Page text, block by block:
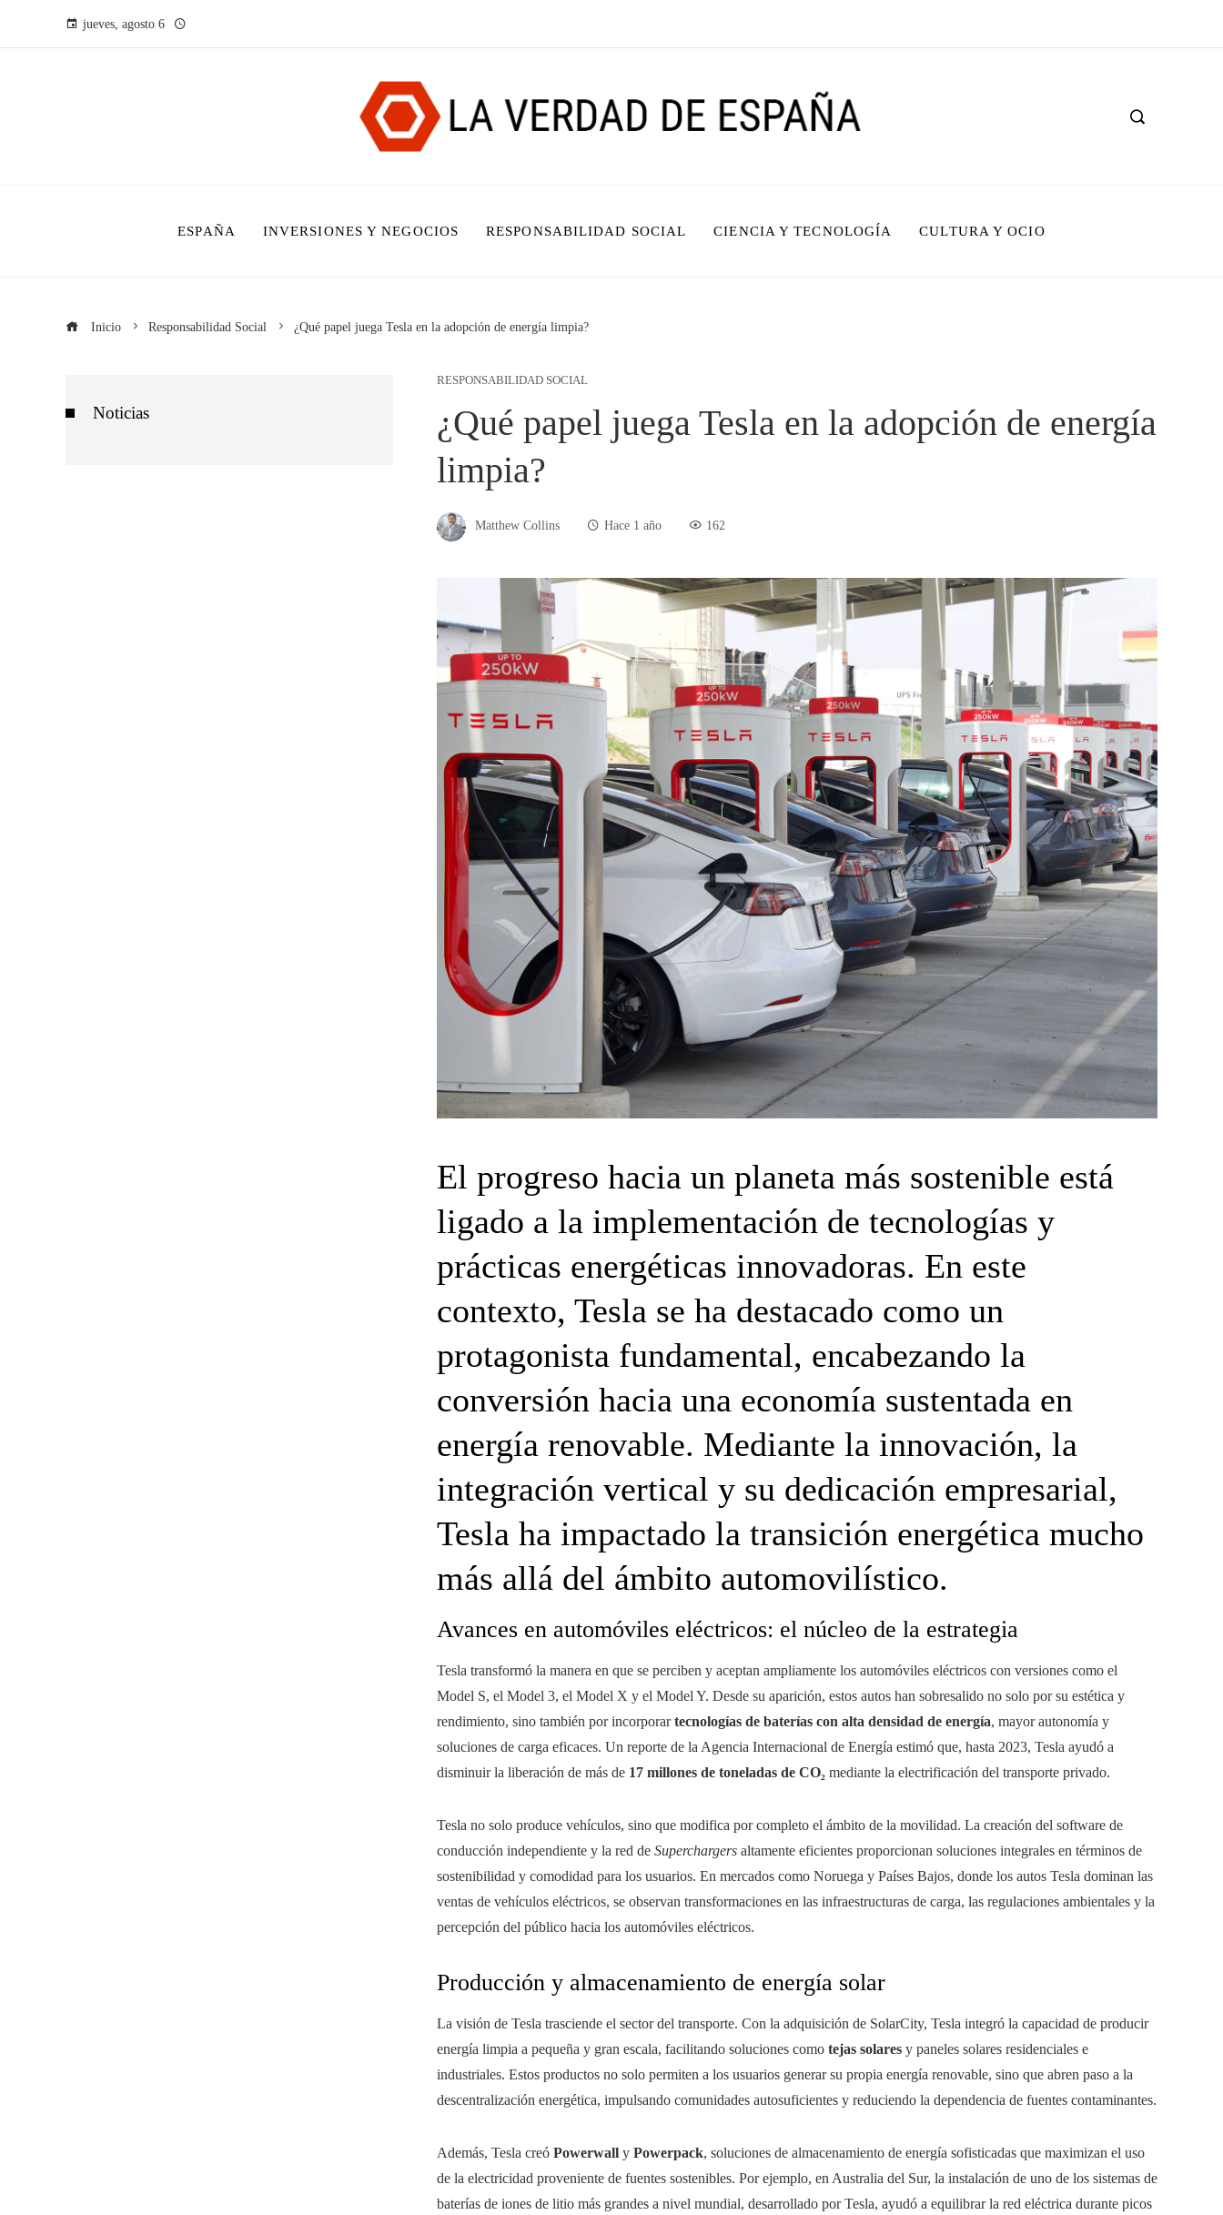
jueves, agosto 6
ESPAÑA INVERSIONES Y NEGOCIOS RESPONSABILIDAD SOCIAL CIENCIA Y TECNOLOGÍA CULTURA Y OCIO
Inicio Responsabilidad Social ¿Qué papel juega Tesla en la adopción de energía limpia?
RESPONSABILIDAD SOCIAL
¿Qué papel juega Tesla en la adopción de energía
limpia?
Matthew Collins Hace 1 año 162
El progreso hacia un planeta más sostenible está
ligado a la implementación de tecnologías y
prácticas energéticas innovadoras. En este
contexto, Tesla se ha destacado como un
protagonista fundamental, encabezando la
conversión hacia una economía sustentada en
energía renovable. Mediante la innovación, la
integración vertical y su dedicación empresarial,
Tesla ha impactado la transición energética mucho
más allá del ámbito automovilístico.
Avances en automóviles eléctricos: el núcleo de la estrategia
Tesla transformó la manera en que se perciben y aceptan ampliamente los automóviles eléctricos con versiones como el
Model S, el Model 3, el Model X y el Model Y. Desde su aparición, estos autos han sobresalido no solo por su estética y
rendimiento, sino también por incorporartecnologías de baterías con alta densidad de energía, mayor autonomía y
soluciones de carga eficaces. Un reporte de la Agencia Internacional de Energía estimó que, hasta 2023, Tesla ayudó a
disminuir la liberación de más de 17 millones de toneladas de CO₂ mediante la electrificación del transporte privado.
Tesla no solo produce vehículos, sino que modifica por completo el ámbito de la movilidad. La creación del software de
conducción independiente y la red de Superchargers altamente eficientes proporcionan soluciones integrales en términos de
sostenibilidad y comodidad para los usuarios. En mercados como Noruega y Países Bajos, donde los autos Tesla dominan las
ventas de vehículos eléctricos, se observan transformaciones en las infraestructuras de carga, las regulaciones ambientales y la
percepción del público hacia los automóviles eléctricos.
Producción y almacenamiento de energía solar
La visión de Tesla trasciende el sector del transporte. Con la adquisición de SolarCity, Tesla integró la capacidad de producir
energía limpia a pequeña y gran escala, facilitando soluciones como tejas solares y paneles solares residenciales e
industriales. Estos productos no solo permiten a los usuarios generar su propia energía renovable, sino que abren paso a la
descentralización energética, impulsando comunidades autosuficientes y reduciendo la dependencia de fuentes contaminantes.
Además, Tesla creó Powerwall y Powerpack, soluciones de almacenamiento de energía sofisticadas que maximizan el uso
de la electricidad proveniente de fuentes sostenibles. Por ejemplo, en Australia del Sur, la instalación de uno de los sistemas de
baterías de iones de litio más grandes a nivel mundial, desarrollado por Tesla, ayudó a equilibrar la red eléctrica durante picos
Noticias